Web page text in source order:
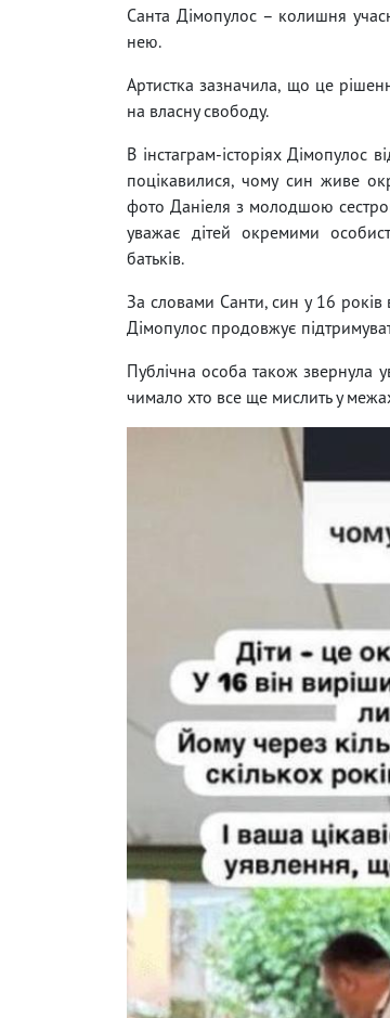
Санта Дімопулос – колишня
нею.
Артистка зазначила, що це
на власну свободу.
В інстаграм-історіях Дімопулос
поцікавилися, чому син живе
фото Даніеля з молодшою
уважає дітей окремими
батьків.
За словами Санти, син у 16
Дімопулос продовжує
Публічна особа також звернула
чимало хто все ще мислить у